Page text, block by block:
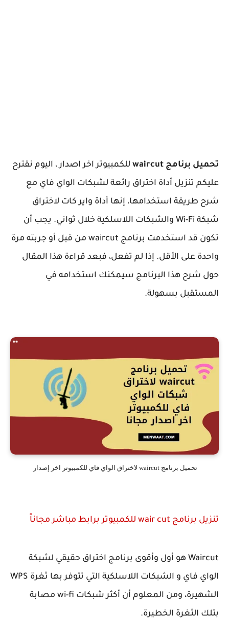
تحميل برنامج waircut
للكمبيوتر اخر اصدار ، اليوم نقترح
عليكم تنزيل أداة اختراق رائعة لشبكات الواي فاي مع
شرح طريقة استخدامها، إنها أداة واير كات لاختراق
شبكة Wi-Fi والشبكات اللاسلكية خلال ثواني. يجب أن
تكون قد استخدمت برنامج waircut من قبل أو جربته مرة
واحدة على الأقل. إذا لم تفعل، فبعد قراءة هذا المقال
حول شرح هذا البرنامج سيمكنك استخدامه في
المستقبل بسهولة.
تحميل برنامج waircut لاختراق الواي فاي للكمبيوتر اخر إصدار
تنزيل برنامج wair cut للكمبيوتر برابط مباشر مجاناً
Waircut هو أول وأقوى برنامج اختراق حقيقي لشبكة
الواي فاي و الشبكات اللاسلكية التي تتوفر بها ثغرة WPS
الشهيرة، ومن المعلوم أن أكثر شبكات wi-fi مصابة
بتلك الثغرة الخطيرة.